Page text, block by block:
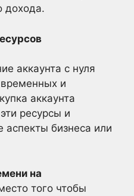
дохода.
аккаунта с нуля
временных и
аккаунта
ресурсы и
аспекты бизнеса или
на
того чтобы